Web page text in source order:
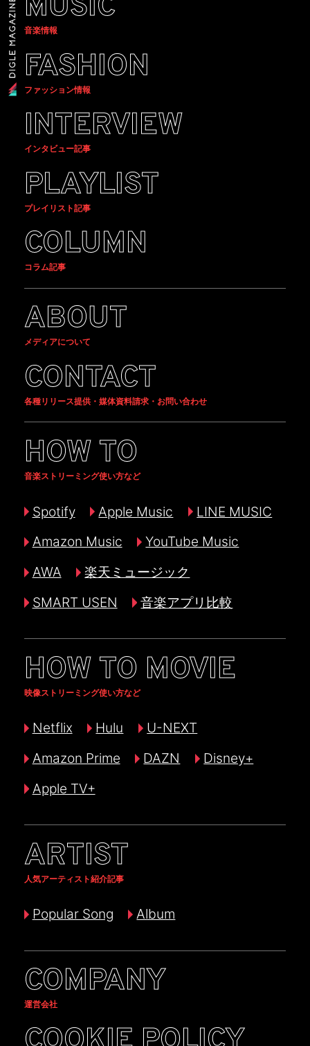
MUSIC
音楽情報
FASHION
ファッション情報
INTERVIEW
インタビュー記事
PLAYLIST
プレイリスト記事
COLUMN
コラム記事
ABOUT
メディアについて
CONTACT
各種リリース提供・媒体資料請求・お問い合わせ
HOW TO
音楽ストリーミング使い方など
Spotify Apple Music
LINE MUSIC
Amazon Music
YouTube Music
AWA
楽天ミュージック
SMART USEN
音楽アプリ比較
HOW TO MOVIE
映像ストリーミング使い方など
Netflix Hulu
U-NEXT
Amazon Prime
DAZN
Disney+
Apple TV+
ARTIST
人気アーティスト紹介記事
Popular Song Album
COMPANY
運営会社